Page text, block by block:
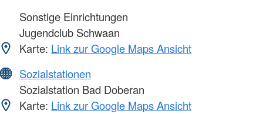
Sonstige Einrichtungen
Jugendclub Schwaan
Karte: Link zur Google Maps Ansicht
Sozialstationen
Sozialstation Bad Doberan
Karte: Link zur Google Maps Ansicht